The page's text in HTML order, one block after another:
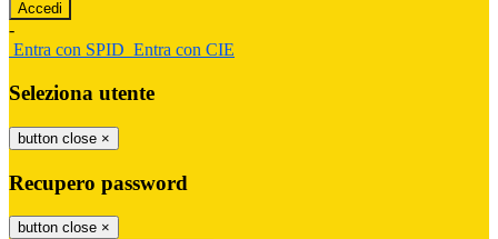
-
Entra con SPID Entra con CIE
Seleziona utente
button close ×
Recupero password
button close ×